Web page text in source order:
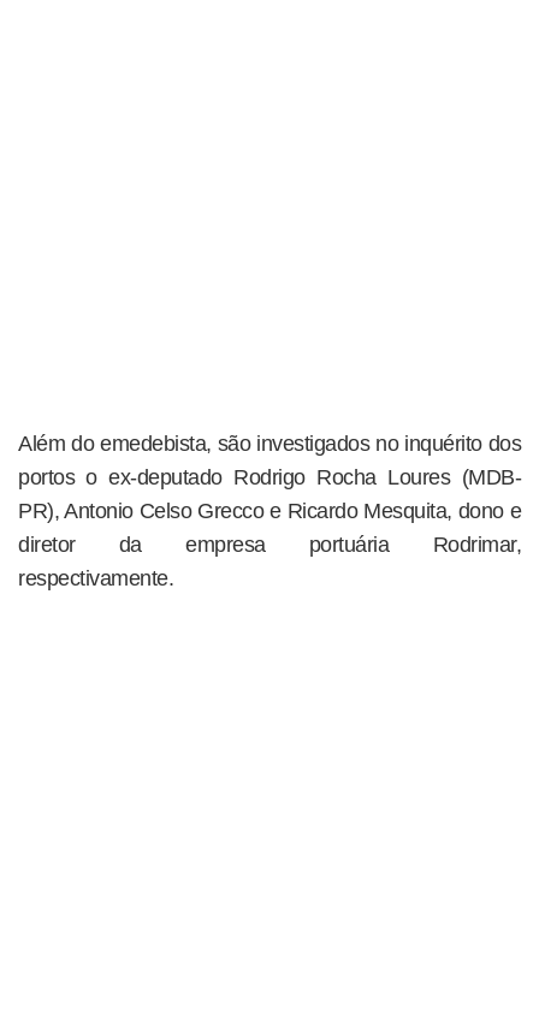
Além do emedebista, são investigados no inquérito dos
portos o ex-deputado Rodrigo Rocha Loures (MDB-
PR), Antonio Celso Grecco e Ricardo Mesquita, dono e
diretor da empresa portuária Rodrimar,
respectivamente.